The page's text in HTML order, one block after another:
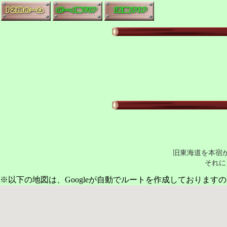
旧東海道を本宿
それ
※以下の地図は、Googleが自動でルートを作成しております